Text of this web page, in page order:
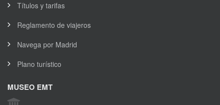
Títulos y tarifas
Reglamento de viajeros
Navega por Madrid
Plano turístico
MUSEO EMT